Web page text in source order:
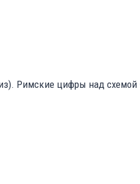
Римские цифры над